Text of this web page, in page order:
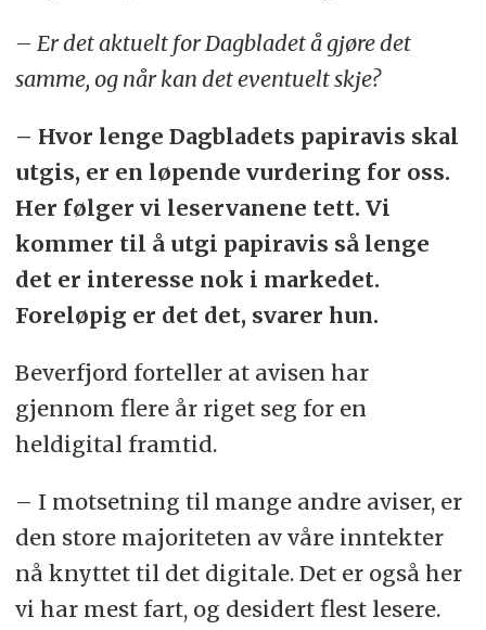
– Er det aktuelt for Dagbladet å gjøre det
samme, og når kan det eventuelt skje?
– Hvor lenge Dagbladets papiravis skal
utgis, er en løpende vurdering for oss.
Her følger vi leservanene tett. Vi
kommer til å utgi papiravis så lenge
det er interesse nok i markedet.
Foreløpig er det det, svarer hun.
Beverfjord forteller at avisen har
gjennom flere år riget seg for en
heldigital framtid.
– I motsetning til mange andre aviser, er
den store majoriteten av våre inntekter
nå knyttet til det digitale. Det er også her
vi har mest fart, og desidert flest lesere.